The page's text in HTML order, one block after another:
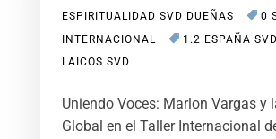
ESPIRITUALIDAD SVD DUEÑAS
0
INTERNACIONAL
1.2 ESPAÑA SVD
LAICOS SVD
Uniendo Voces: Marlon Vargas y
Global en el Taller Internacional